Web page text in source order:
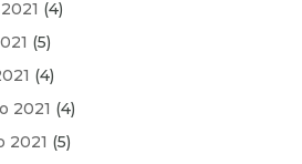
(4)
(5)
(4)
2021 (4)
2021 (5)